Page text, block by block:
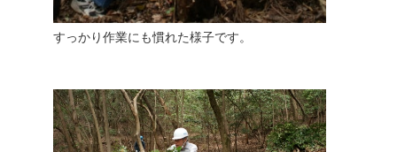
すっかり作業にも慣れた様子です。